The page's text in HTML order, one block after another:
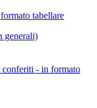
tabellare
generali)
- in formato